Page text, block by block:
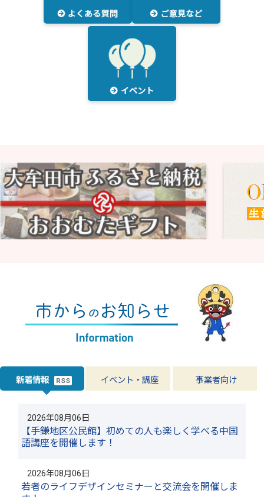
新着情報 RSS イベント・講座 事業者向け
2026年08月06日
【手鎌地区公民館】初めての人も楽しく学べる中国
語講座を開催します！
2026年08月06日
若者のライフデザインセミナーと交流会を開催しま